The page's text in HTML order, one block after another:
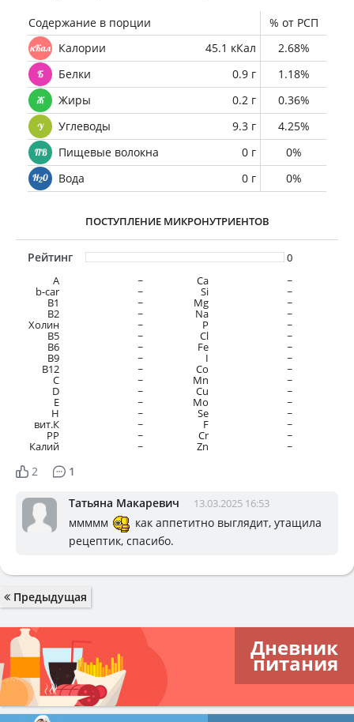
Содержание в порции
% от РСП
Калории
45.1 кКал
2.68%
Белки
0.9 г
1.18%
Жиры
0.2 г
0.36%
Углеводы
9.3 г
4.25%
Пищевые волокна
0 г
0%
Вода
0 г 0%
ПОСТУПЛЕНИЕ МИКРОНУТРИЕНТОВ
Рейтинг
0
A
~
b-car ~
В1 ~
B2 ~
Холин ~
B5 ~
B6 ~
B9 ~
B12 ~
C ~
D ~
E ~
H ~
вит.К ~
PP ~
Калий ~
Ca ~
Si ~
Mg ~
Na ~
P ~
Cl ~
Fe ~
I ~
Co ~
Mn ~
Cu ~
Mo ~
Se ~
F ~
Cr ~
Zn ~
2 1
Татьяна Макаревич 13.03.2025 16:53
ммммм
как аппетитно выглядит, утащила
рецептик, спасибо.
Предыдущая
Дневник
питания